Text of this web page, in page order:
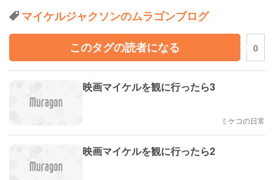
マイケルジャクソンのムラゴンブログ
このタグの読者になる
0
映画マイケルを観に行ったら3
ミケコの日常
映画マイケルを観に行ったら2